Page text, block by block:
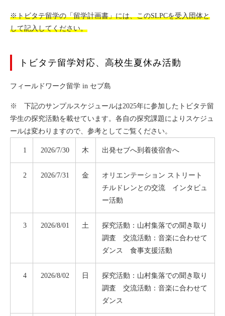
※トビタテ留学の「留学計画書」には、このSLPCを受入団体と
して記入してください。
トビタテ留学対応、高校生夏休み活動
フィールドワーク留学 in セブ島
※ 下記のサンプルスケジュールは2025年に参加したトビタテ留
学生の探究活動を載せています。各自の探究課題によりスケジュ
ールは変わりますので、参考としてご覧ください。
1 2026/7/30 木 出発セブへ到着後宿舎へ
2 2026/7/31 金
オリエンテーション ストリート
チルドレンとの交流 インタビュ
ー活動
3 2026/8/01 土
探究活動：山村集落での聞き取り
調査 交流活動：音楽に合わせて
ダンス 食事支援活動
4 2026/8/02 日
探究活動：山村集落での聞き取り
調査 交流活動：音楽に合わせて
ダンス